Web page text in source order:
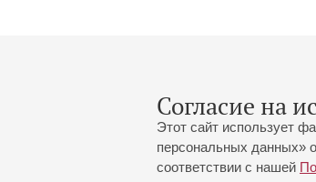
Согласие на
Этот сайт использует
персональных данных»
соответствии с нашей